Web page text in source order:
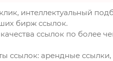
интеллектуальный
бирж ссылок.
ссылок по более
ссылок: арендные